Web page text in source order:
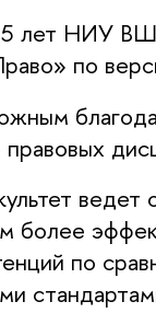
лет НИУ
по
ведет
более
по